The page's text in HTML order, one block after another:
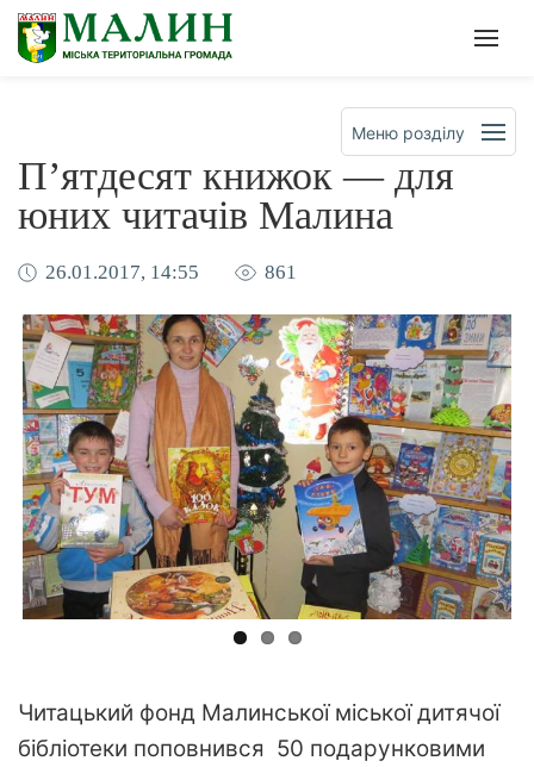
Офіційна сторінка
Меню розділу
П’ятдесят книжок — для
юних читачів Малина
26.01.2017, 14:55 861
Читацький фонд Малинської міської дитячої
бібліотеки поповнився 50 подарунковими